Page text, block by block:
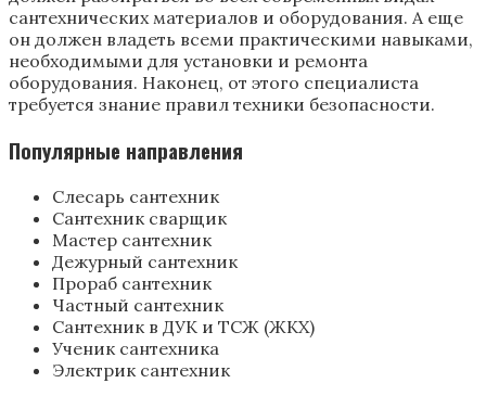
сантехнических материалов и оборудования. А еще
он должен владеть всеми практическими навыками,
необходимыми для установки и ремонта
оборудования. Наконец, от этого специалиста
требуется знание правил техники безопасности.
Популярные направления
Слесарь сантехник
Сантехник сварщик
Мастер сантехник
Дежурный сантехник
Прораб сантехник
Частный сантехник
Сантехник в ДУК и ТСЖ (ЖКХ)
Ученик сантехника
Электрик сантехник